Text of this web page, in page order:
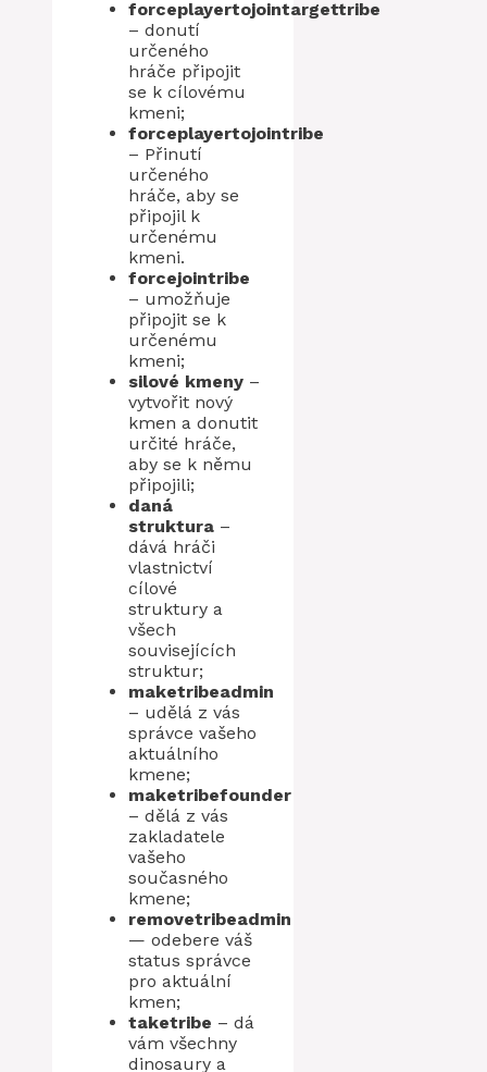
forceplayertojointargettribe
– donutí
určeného
hráče připojit
se k cílovému
kmeni;
forceplayertojointribe
– Přinutí
určeného
hráče, aby se
připojil k
určenému
kmeni.
forcejointribe
– umožňuje
připojit se k
určenému
kmeni;
silové kmeny –
vytvořit nový
kmen a donutit
určité hráče,
aby se k němu
připojili;
daná
struktura –
dává hráči
vlastnictví
cílové
struktury a
všech
souvisejících
struktur;
maketribeadmin
– udělá z vás
správce vašeho
aktuálního
kmene;
maketribefounder
– dělá z vás
zakladatele
vašeho
současného
kmene;
removetribeadmin
— odebere váš
status správce
pro aktuální
kmen;
taketribe – dá
vám všechny
dinosaury a